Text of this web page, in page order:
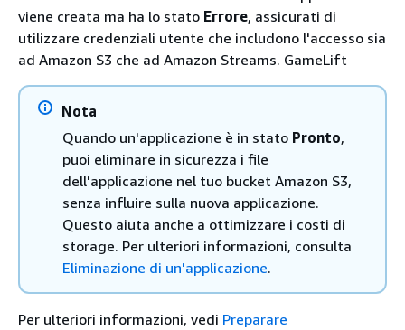
viene creata ma ha lo stato Errore, assicurati di
utilizzare credenziali utente che includono l'accesso sia
ad Amazon S3 che ad Amazon Streams. GameLift
Nota
Quando un'applicazione è in stato Pronto,
puoi eliminare in sicurezza i file
dell'applicazione nel tuo bucket Amazon S3,
senza influire sulla nuova applicazione.
Questo aiuta anche a ottimizzare i costi di
storage. Per ulteriori informazioni, consulta
Eliminazione di un'applicazione.
Per ulteriori informazioni, vedi Preparare